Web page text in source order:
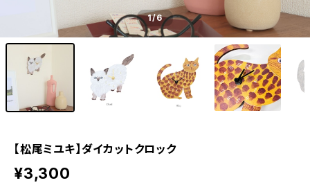
1/6
【松尾ミユキ】ダイカットクロック
¥3,300